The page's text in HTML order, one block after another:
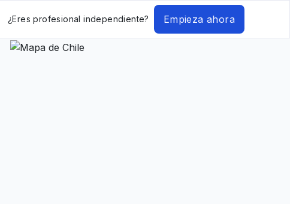
¿Eres profesional independiente? Empieza ahora